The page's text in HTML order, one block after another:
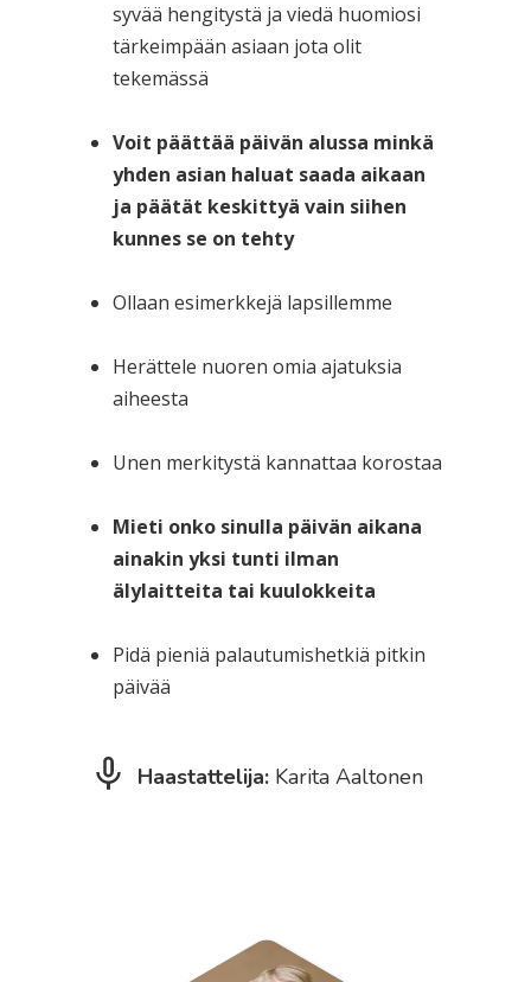
syvää hengitystä ja viedä huomiosi
tärkeimpään asiaan jota olit
tekemässä
Voit päättää päivän alussa minkä
yhden asian haluat saada aikaan
ja päätät keskittyä vain siihen
kunnes se on tehty
Ollaan esimerkkejä lapsillemme
Herättele nuoren omia ajatuksia
aiheesta
Unen merkitystä kannattaa korostaa
Mieti onko sinulla päivän aikana
ainakin yksi tunti ilman
älylaitteita tai kuulokkeita
Pidä pieniä palautumishetkiä pitkin
päivää
Haastattelija: Karita Aaltonen